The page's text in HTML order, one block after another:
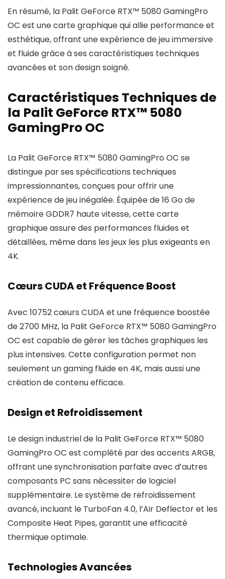
En résumé, la Palit GeForce RTX™ 5080 GamingPro
OC est une carte graphique qui allie performance et
esthétique, offrant une expérience de jeu immersive
et fluide grâce à ses caractéristiques techniques
avancées et son design soigné.
Caractéristiques Techniques de
la Palit GeForce RTX™ 5080
GamingPro OC
La Palit GeForce RTX™ 5080 GamingPro OC se
distingue par ses spécifications techniques
impressionnantes, conçues pour offrir une
expérience de jeu inégalée. Équipée de 16 Go de
mémoire GDDR7 haute vitesse, cette carte
graphique assure des performances fluides et
détaillées, même dans les jeux les plus exigeants en
4K.
Cœurs CUDA et Fréquence Boost
Avec 10752 cœurs CUDA et une fréquence boostée
de 2700 MHz, la Palit GeForce RTX™ 5080 GamingPro
OC est capable de gérer les tâches graphiques les
plus intensives. Cette configuration permet non
seulement un gaming fluide en 4K, mais aussi une
création de contenu efficace.
Design et Refroidissement
Le design industriel de la Palit GeForce RTX™ 5080
GamingPro OC est complété par des accents ARGB,
offrant une synchronisation parfaite avec d’autres
composants PC sans nécessiter de logiciel
supplémentaire. Le système de refroidissement
avancé, incluant le TurboFan 4.0, l’Air Deflector et les
Composite Heat Pipes, garantit une efficacité
thermique optimale.
Technologies Avancées